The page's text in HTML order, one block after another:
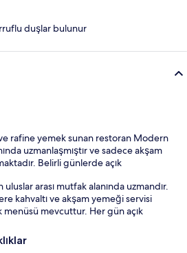
duşlar bulunur
rafine yemek sunan restoran Modern
uzmanlaşmıştır ve sadece akşam
Belirli günlerde açık
arası mutfak alanında uzmandır.
kahvaltı ve akşam yemeği servisi
menüsü mevcuttur. Her gün açık